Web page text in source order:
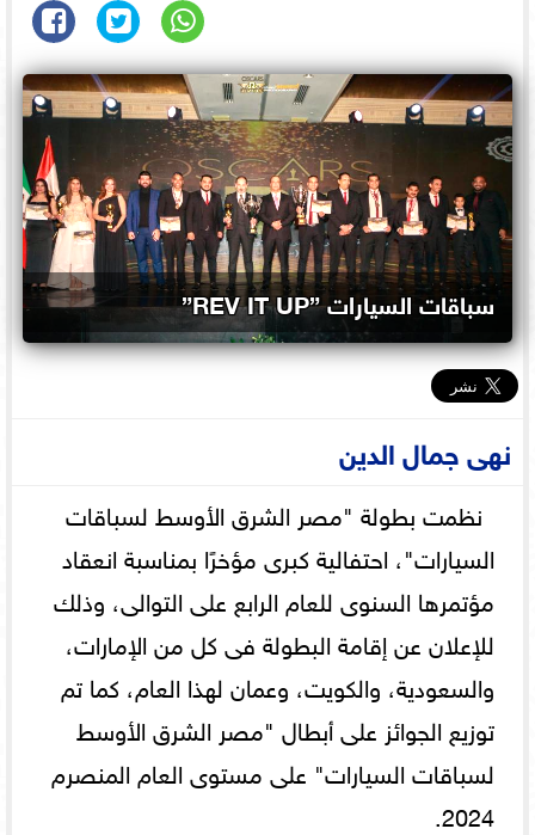
سباقات السيارات ”REV IT UP”
نهى جمال الدين
نظمت بطولة "مصر الشرق الأوسط لسباقات
السيارات"، احتفالية كبرى مؤخرًا بمناسبة انعقاد
مؤتمرها السنوى للعام الرابع على التوالى، وذلك
للإعلان عن إقامة البطولة فى كل من الإمارات،
والسعودية، والكويت، وعمان لهذا العام، كما تم
توزيع الجوائز على أبطال "مصر الشرق الأوسط
لسباقات السيارات" على مستوى العام المنصرم
2024.